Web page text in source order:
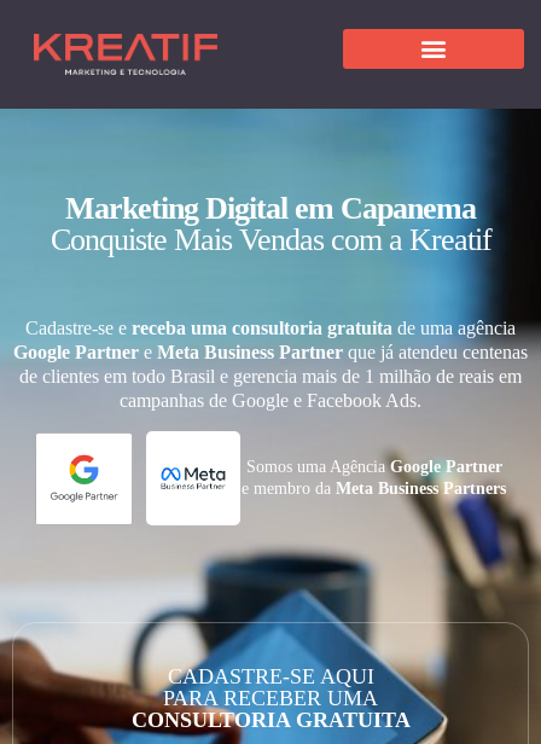
Marketing Digital em Capanema
Conquiste Mais Vendas com a Kreatif
Cadastre-se e receba uma consultoria gratuita de uma agência
Google Partner e Meta Business Partner que já atendeu centenas
de clientes em todo Brasil e gerencia mais de 1 milhão de reais em
campanhas de Google e Facebook Ads.
Somos uma AgênciaGoogle Partner
e membro daMeta Business Partners
CADASTRE-SE AQUI
PARA RECEBER UMA
CONSULTORIA GRATUITA